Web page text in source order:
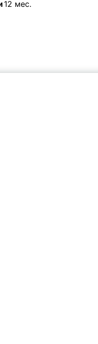
12 мес.